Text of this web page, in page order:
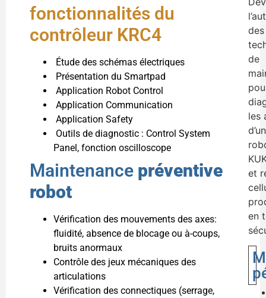
fonctionnalités du
contrôleur KRC4
Étude des schémas électriques
Présentation du Smartpad
Application Robot Control
Application Communication
Application Safety
Outils de diagnostic : Control System
Panel, fonction oscilloscope
Maintenance préventive
robot
Vérification des mouvements des axes:
fluidité, absence de blocage ou à-coups,
bruits anormaux
Contrôle des jeux mécaniques des
articulations
Vérification des connectiques (serrage,
des
de
les
et
en